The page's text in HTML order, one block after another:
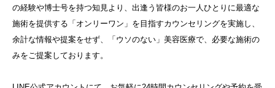
の経験や博士号を持つ知見より、出逢う皆様のお一人ひとりに最適な
施術を提供する「オンリーワン」を目指すカウンセリングを実施し、
余計な情報や提案をせず、「ウソのない」美容医療で、必要な施術の
みをご提案しております。